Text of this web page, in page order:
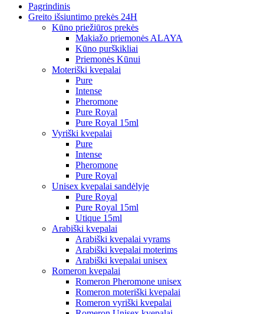
Pagrindinis
Greito išsiuntimo prekės 24H
Kūno priežiūros prekės
Makiažo priemonės ALAYA
Kūno purškikliai
Priemonės Kūnui
Moteriški kvepalai
Pure
Intense
Pheromone
Pure Royal
Pure Royal 15ml
Vyriški kvepalai
Pure
Intense
Pheromone
Pure Royal
Unisex kvepalai sandėlyje
Pure Royal
Pure Royal 15ml
Utique 15ml
Arabiški kvepalai
Arabiški kvepalai vyrams
Arabiški kvepalai moterims
Arabiški kvepalai unisex
Romeron kvepalai
Romeron Pheromone unisex
Romeron moteriški kvepalai
Romeron vyriški kvepalai